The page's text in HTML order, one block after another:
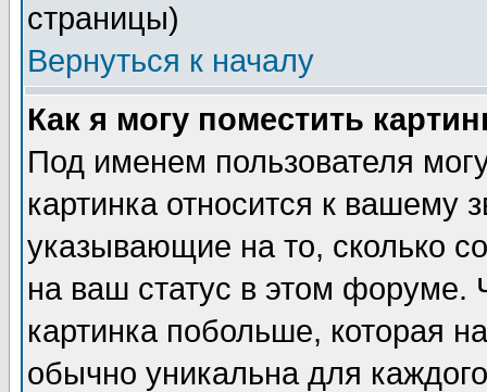
страницы)
Вернуться к началу
Как я могу поместить
Под именем пользователя
картинка относится к вашему
указывающие на то, сколько
на ваш статус в этом форуме.
картинка побольше, которая
обычно уникальна для